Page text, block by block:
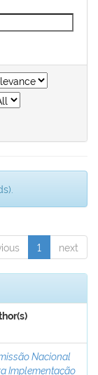
1 next
Nacional
Implementação